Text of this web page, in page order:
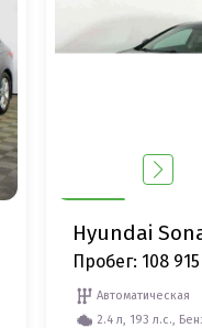
Hyundai
Пробег: 108
Автоматическая
2.4 л, 193 л.с.,